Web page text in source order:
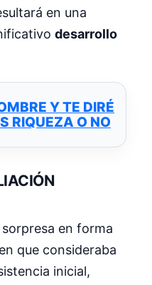
en una
desarrollo
Y TE DIRÉ
RIQUEZA O NO
en forma
que consideraba
inicial,